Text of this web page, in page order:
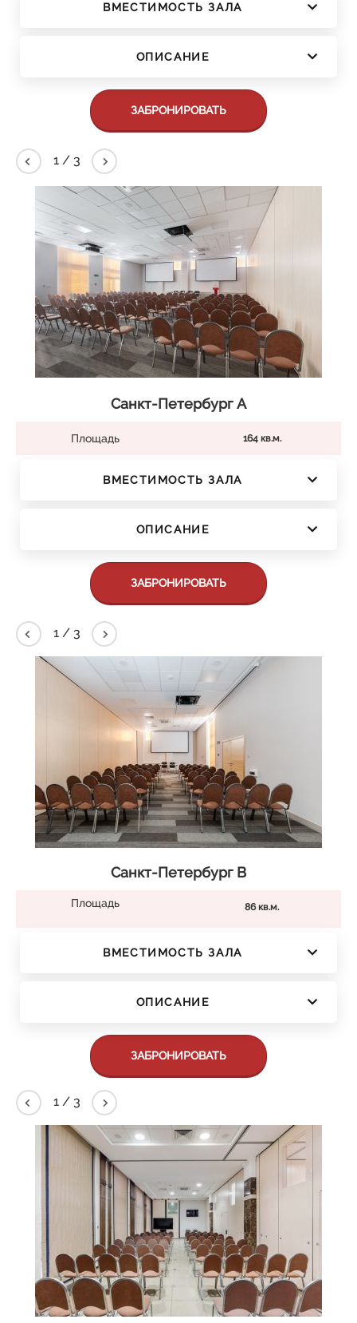
ВМЕСТИМОСТЬ ЗАЛА
ОПИСАНИЕ
ЗАБРОНИРОВАТЬ
2 /3
Санкт-Петербург А
Площадь 164 кв.м.
ВМЕСТИМОСТЬ ЗАЛА
ОПИСАНИЕ
ЗАБРОНИРОВАТЬ
2 /3
Санкт-Петербург В
Площадь 86 кв.м.
ВМЕСТИМОСТЬ ЗАЛА
ОПИСАНИЕ
ЗАБРОНИРОВАТЬ
2 /3